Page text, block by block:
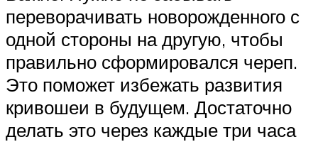
переворачивать новорожденного с
одной стороны на другую, чтобы
правильно сформировался череп.
Это поможет избежать развития
кривошеи в будущем. Достаточно
делать это через каждые три часа